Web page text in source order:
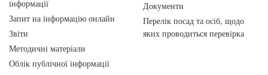
інформації
Запит на інформацію онлайн
Звіти
Методичні матеріали
Облік публічної інформації
Документи
Перелік посад та осіб, щодо
яких проводиться перевірка